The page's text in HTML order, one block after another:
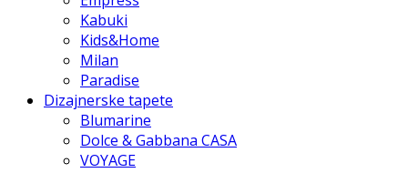
Kabuki
Kids&Home
Milan
Paradise
Dizajnerske tapete
Blumarine
Dolce & Gabbana CASA
VOYAGE